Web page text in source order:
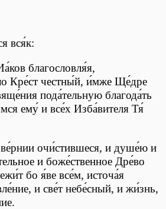
вся́к:
благословля́я,
Кре́ст честны́й, и́мже Ще́дре
пода́тельную благода́ть
ему́ и все́х Изба́вителя Тя́
очи́стившеся, и душе́ю и
и боже́ственное Дре́во
бо я́ве все́м, источа́я
и све́т небе́сный, и жи́знь,